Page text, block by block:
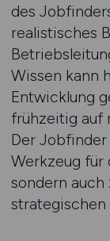
des
realistisches
Wissen kann
Entwicklung
frühzeitig auf
Der
Werkzeug für
sondern
strategischen